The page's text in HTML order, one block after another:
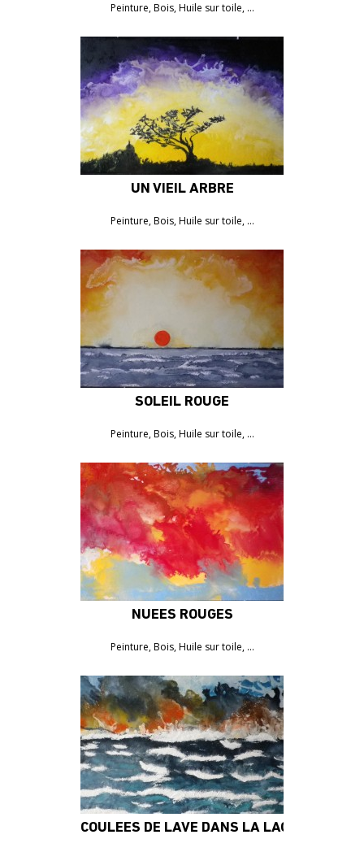
Peinture, Bois, Huile sur toile, …
UN VIEIL ARBRE
Peinture, Bois, Huile sur toile, …
SOLEIL ROUGE
Peinture, Bois, Huile sur toile, …
NUÉES ROUGES
Peinture, Bois, Huile sur toile, …
COULÉES DE LAVE DANS LA LAGUNE